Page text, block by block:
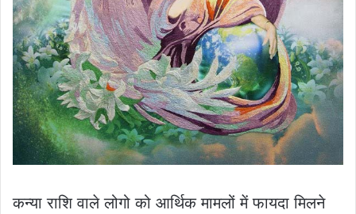
कन्या राशि वाले लोगो को आर्थिक मामलों में फायदा मिलने